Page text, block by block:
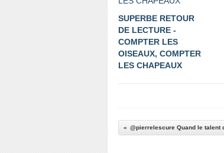
SUPERBE RETOUR
DE LECTURE -
COMPTER LES
OISEAUX, COMPTER
LES CHAPEAUX
@pierrelescure Quand le talent